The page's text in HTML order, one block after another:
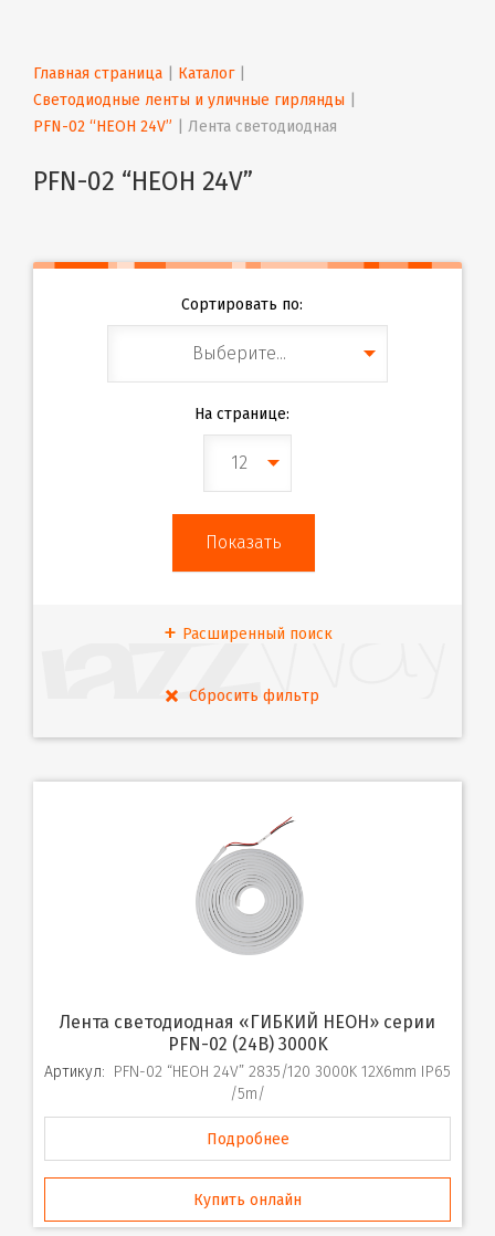
Главная страница Каталог |
Светодиодные ленты и уличные гирлянды
PFN-02 “НЕОН 24V”
Лента светодиодная
PFN-02 “НЕОН 24V”
Сортировать по:
Выберите...
На странице:
12
Расширенный поиск
Лента светодиодная «ГИБКИЙ НЕОН» серии
PFN-02 (24В) 3000K
Артикул: PFN-02 “НЕОН 24V” 2835/120 3000K 12X6mm IP65
/5m/
Подробнее
Купить онлайн